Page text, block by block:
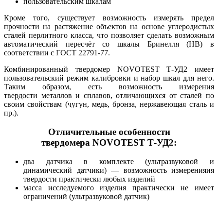
Кроме того, существует возможность измерять предел
прочности на растяжение объектов на основе углеродистых
сталей перлитного класса, что позволяет сделать возможным
автоматический пересчёт со шкалы Бринелля (HB) в
соответствии с ГОСТ 22791-77.
Комбинированный твердомер NOVOTEST Т-УД2 имеет
пользовательский режим калибровки и набор шкал для него.
Таким образом, есть возможность измерения
твердости металлов и сплавов, отличающихся от сталей по
своим свойствам (чугун, медь, бронза, нержавеющая сталь и
пр.).
Отличительные особенности
твердомера NOVOTEST Т-УД2:
два датчика в комплекте (ультразвуковой и
динамический датчики) — возможность измеренияия
твердости практически любых изделий
масса исследуемого изделия практически не имеет
ограничений (ультразвуковой датчик)